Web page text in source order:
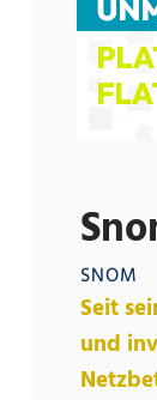
SNOM
Seit
und